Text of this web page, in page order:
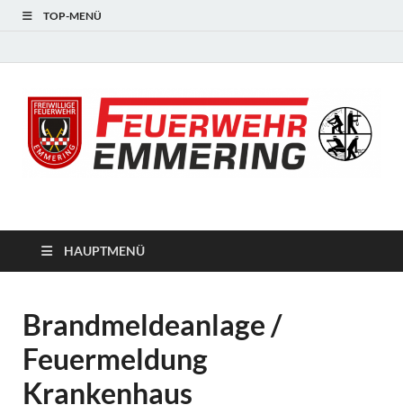
TOP-MENÜ
HAUPTMENÜ
Brandmeldeanlage /
Feuermeldung
Krankenhaus